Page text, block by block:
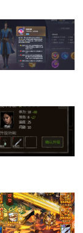
解锁猎杀魂兽入口
、薇丽杨、占堆桑
，该赤金神兵曾作